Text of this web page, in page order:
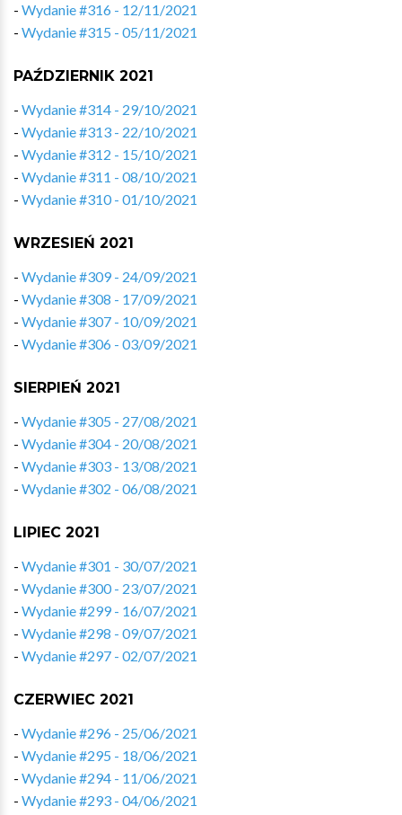
- Wydanie #316 - 12/11/2021
- Wydanie #315 - 05/11/2021
PAŹDZIERNIK 2021
- Wydanie #314 - 29/10/2021
- Wydanie #313 - 22/10/2021
- Wydanie #312 - 15/10/2021
- Wydanie #311 - 08/10/2021
- Wydanie #310 - 01/10/2021
WRZESIEŃ 2021
- Wydanie #309 - 24/09/2021
- Wydanie #308 - 17/09/2021
- Wydanie #307 - 10/09/2021
- Wydanie #306 - 03/09/2021
SIERPIEŃ 2021
- Wydanie #305 - 27/08/2021
- Wydanie #304 - 20/08/2021
- Wydanie #303 - 13/08/2021
- Wydanie #302 - 06/08/2021
LIPIEC 2021
- Wydanie #301 - 30/07/2021
- Wydanie #300 - 23/07/2021
- Wydanie #299 - 16/07/2021
- Wydanie #298 - 09/07/2021
- Wydanie #297 - 02/07/2021
CZERWIEC 2021
- Wydanie #296 - 25/06/2021
- Wydanie #295 - 18/06/2021
- Wydanie #294 - 11/06/2021
- Wydanie #293 - 04/06/2021